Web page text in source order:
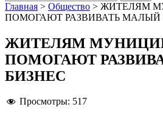
Главная > Общество > ЖИТЕЛЯМ
ПОМОГАЮТ РАЗВИВАТЬ МАЛЫЙ
ЖИТЕЛЯМ
ПОМОГАЮТ
БИЗНЕС
Просмотры: 517